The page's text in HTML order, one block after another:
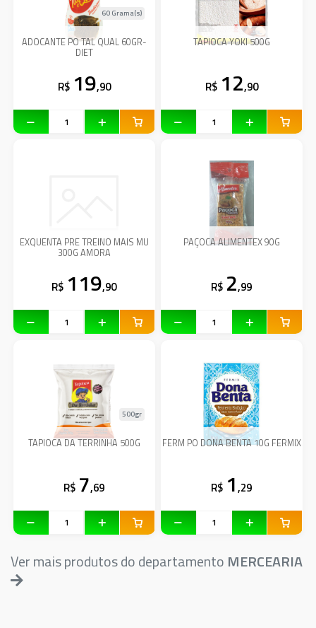
ADOCANTE PO TAL QUAL 60GR-
DIET
60 Grama(s)
R$ 19,90
TAPIOCA YOKI 500G
R$ 12,90
EXQUENTA PRE TREINO MAIS MU
300G AMORA
R$ 119,90
PAÇOCA ALIMENTEX 90G
R$ 2,99
TAPIOCA DA TERRINHA 500G
500gr
R$ 7,69
FERM PO DONA BENTA 10G FERMIX
R$ 1,29
Ver mais produtos do departamento MERCEARIA